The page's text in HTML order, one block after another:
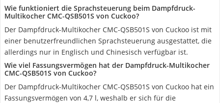
Wie funktioniert die Sprachsteuerung beim Dampfdruck-
Multikocher CMC-QSB501S von Cuckoo?
Der Dampfdruck-Multikocher CMC-QSB501S von Cuckoo ist mit
einer benutzerfreundlichen Sprachsteuerung ausgestattet, die
allerdings nur in Englisch und Chinesisch verfügbar ist.
Wie viel Fassungsvermögen hat der Dampfdruck-Multikocher
CMC-QSB501S von Cuckoo?
Der Dampfdruck-Multikocher CMC-QSB501S von Cuckoo hat ein
Fassungsvermögen von 4,7 l, weshalb er sich für die